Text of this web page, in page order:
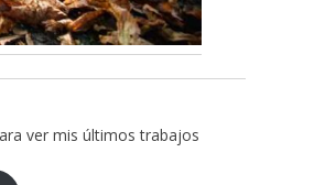
ver mis últimos trabajos